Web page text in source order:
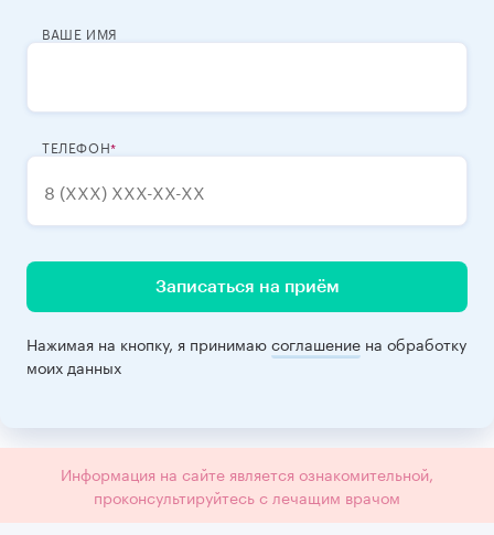
ВАШЕ ИМЯ
ТЕЛЕФОН
Записаться на приём
Нажимая на кнопку, я принимаюсоглашение на обработку
моих данных
Информация на сайте является ознакомительной,
проконсультируйтесь с лечащим врачом